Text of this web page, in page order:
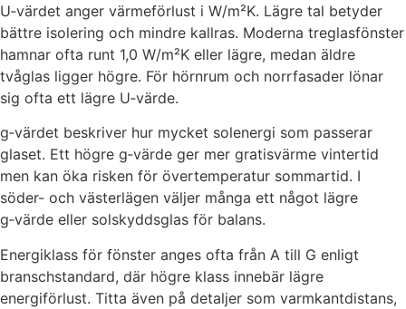
U‑värdet anger värmeförlust i W/m²K. Lägre tal betyder
bättre isolering och mindre kallras. Moderna treglasfönster
hamnar ofta runt 1,0 W/m²K eller lägre, medan äldre
tvåglas ligger högre. För hörnrum och norrfasader lönar
sig ofta ett lägre U‑värde.
g‑värdet beskriver hur mycket solenergi som passerar
glaset. Ett högre g‑värde ger mer gratisvärme vintertid
men kan öka risken för övertemperatur sommartid. I
söder- och västerlägen väljer många ett något lägre
g‑värde eller solskyddsglas för balans.
Energiklass för fönster anges ofta från A till G enligt
branschstandard, där högre klass innebär lägre
energiförlust. Titta även på detaljer som varmkantdistans,